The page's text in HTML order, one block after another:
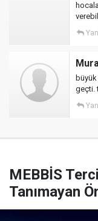
geçti.
MEBBİS
Tanımayan